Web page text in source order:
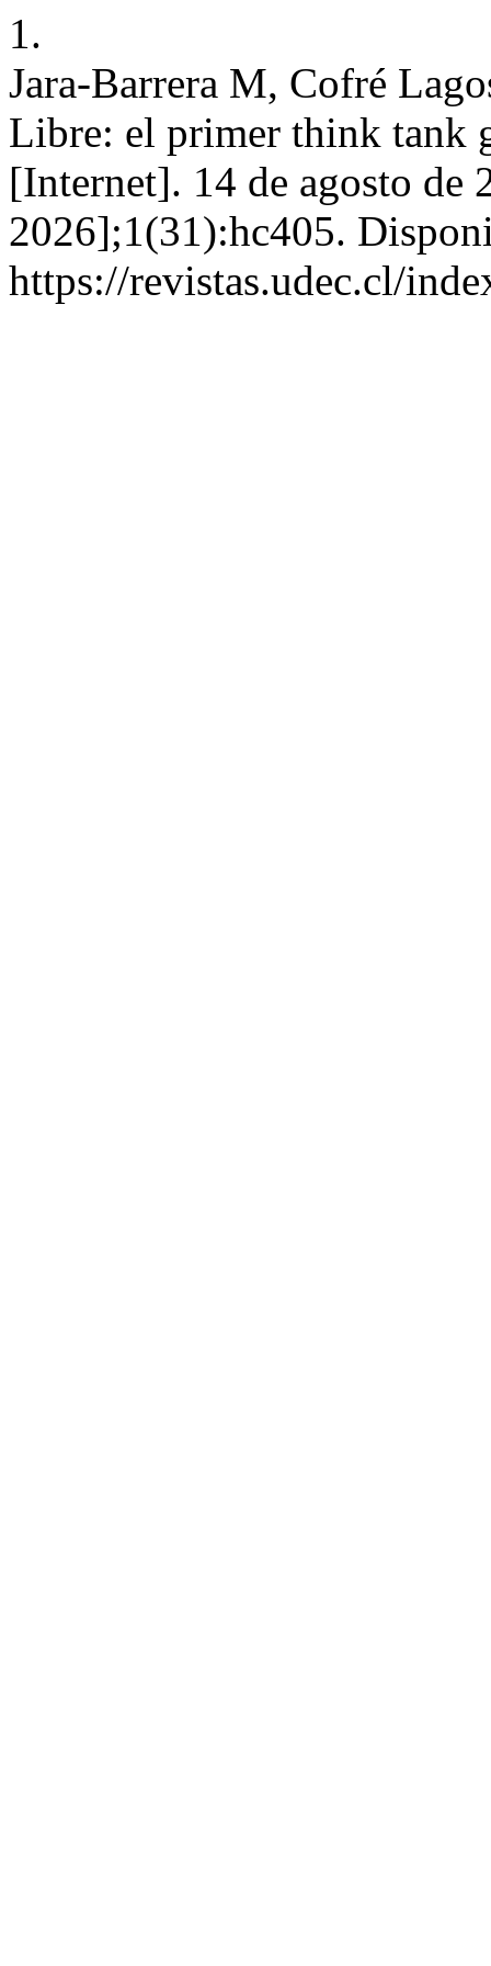
1.
Jara-Barrera M, Cofré
Libre: el primer think tank
[Internet]. 14 de agosto de
2026];1(31):hc405.
https://revistas.udec.cl/